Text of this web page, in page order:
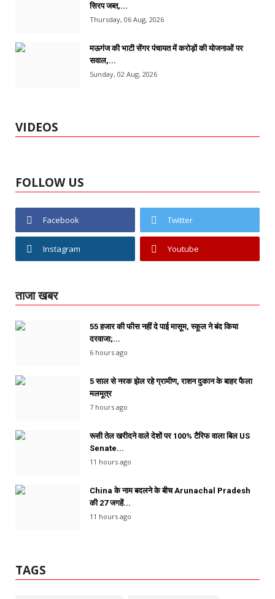
सिरप जब्त,...
Thursday, 06 Aug, 2026
मऊगंज की भाटी सेंगर पंचायत में करोड़ों की योजनाओं पर
सवाल,...
Sunday, 02 Aug, 2026
VIDEOS
FOLLOW US
Facebook Twitter
Instagram Youtube
ताजा खबर
55 हजार की फीस नहीं दे पाई मासूम, स्कूल ने बंद किया
दरवाजा;...
6 hours ago
5 साल से नरक झेल रहे ग्रामीण, राशन दुकान के बाहर फैला
मलमूत्र
7 hours ago
रूसी तेल खरीदने वाले देशों पर 100% टैरिफ वाला बिल US
Senate...
11 hours ago
China के नाम बदलने के बीच Arunachal Pradesh
की 27 जगहें...
11 hours ago
TAGS